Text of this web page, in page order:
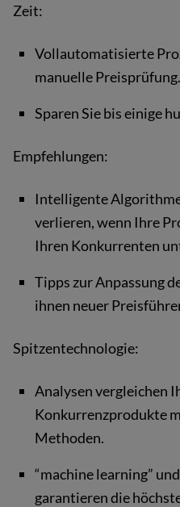
Zeit:
Vollautomatisierte
manuelle Preisprüfung.
Sparen Sie bis einige
Empfehlungen:
Intelligente
verlieren, wenn Ihre
Ihren Konkurrenten
Tipps zur Anpassung
ihnen neuer
Spitzentechnologie:
Analysen vergleichen
Konkurrenzprodukte
Methoden.
“machine learning”
garantieren die